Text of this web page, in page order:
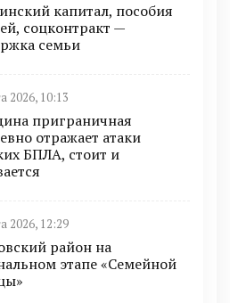
капитал, пособия
соцконтракт —
семьи
2026, 10:13
приграничная
отражает атаки
БПЛА, стоит и
2026, 12:29
район на
этапе «Семейной